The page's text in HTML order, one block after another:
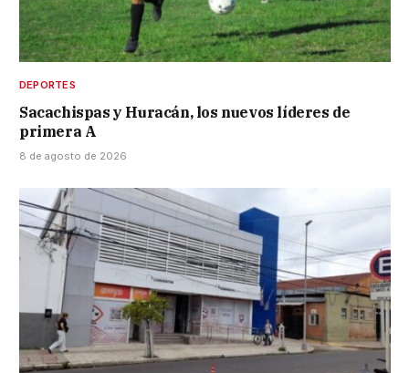
DEPORTES
Sacachispas y Huracán, los nuevos líderes de
primera A
8 de agosto de 2026